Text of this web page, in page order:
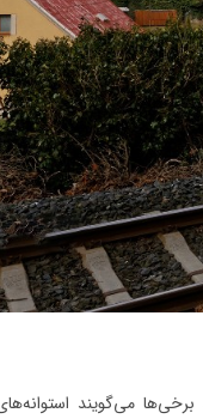
می‌گویند